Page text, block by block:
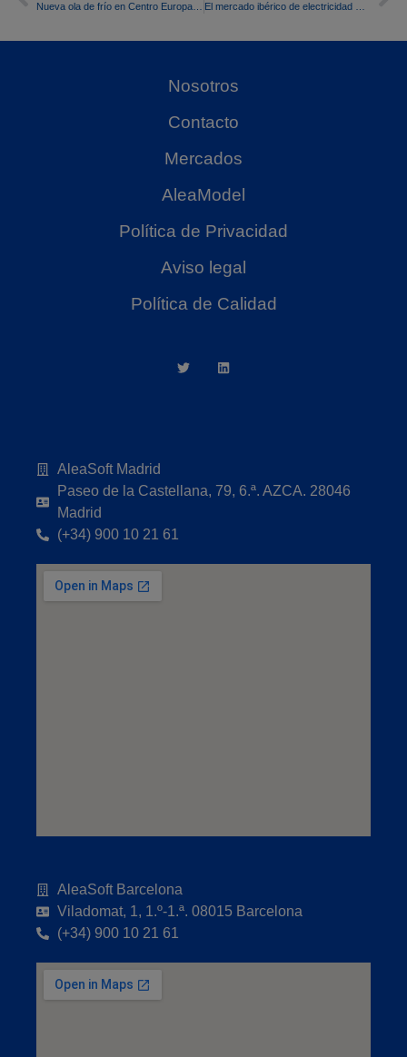
Nosotros
Contacto
Mercados
AleaModel
Política de Privacidad
Aviso legal
Política de Calidad
AleaSoft Madrid
Paseo de la Castellana, 79, 6.ª. AZCA. 28046
Madrid
(+34) 900 10 21 61
AleaSoft Barcelona
Viladomat, 1, 1.º-1.ª. 08015 Barcelona
(+34) 900 10 21 61